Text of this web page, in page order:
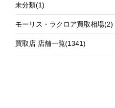
未分類(1)
モーリス・ラクロア買取相場(2)
買取店 店舗一覧(1341)